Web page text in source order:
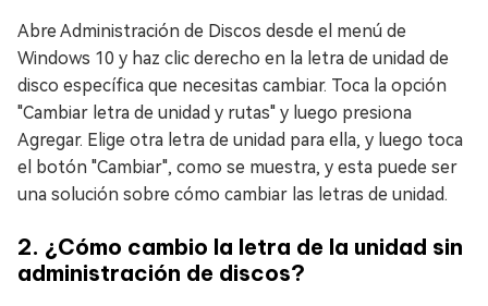
Abre Administración de Discos desde el menú de
Windows 10 y haz clic derecho en la letra de unidad de
disco específica que necesitas cambiar. Toca la opción
"Cambiar letra de unidad y rutas" y luego presiona
Agregar. Elige otra letra de unidad para ella, y luego toca
el botón "Cambiar", como se muestra, y esta puede ser
una solución sobre cómo cambiar las letras de unidad.
2. ¿Cómo cambio la letra de la unidad sin
administración de discos?